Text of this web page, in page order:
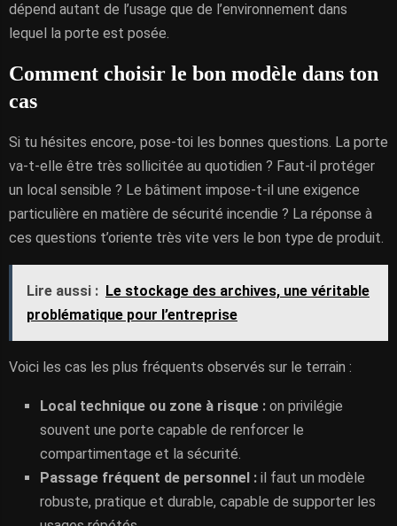
dépend autant de l’usage que de l’environnement dans
lequel la porte est posée.
Comment choisir le bon modèle dans ton
cas
Si tu hésites encore, pose-toi les bonnes questions. La porte
va-t-elle être très sollicitée au quotidien ? Faut-il protéger
un local sensible ? Le bâtiment impose-t-il une exigence
particulière en matière de sécurité incendie ? La réponse à
ces questions t’oriente très vite vers le bon type de produit.
Lire aussi : Le stockage des archives, une véritable
problématique pour l’entreprise
Voici les cas les plus fréquents observés sur le terrain :
Local technique ou zone à risque : on privilégie
souvent une porte capable de renforcer le
compartimentage et la sécurité.
Passage fréquent de personnel : il faut un modèle
robuste, pratique et durable, capable de supporter les